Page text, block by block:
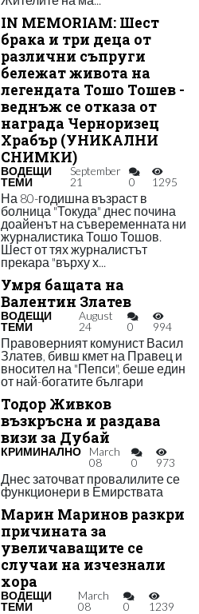
IN MEMORIAM: Шест
брака и три деца от
различни съпруги
бележат живота на
легендата Тошо Тошев -
веднъж се отказа от
награда Черноризец
Храбър (УНИКАЛНИ
СНИМКИ)
ВОДЕЩИ
ТЕМИ
September
21
0 1295
На 80-годишна възраст в
болница "Токуда" днес почина
доайенът на съвеременната ни
журналистика Тошо Тошов.
Шест от тях журналистът
прекара "върху х...
Умря бащата на
Валентин Златев
ВОДЕЩИ
ТЕМИ
August
24
0 994
Правоверният комунист Васил
Златев, бивш кмет на Правец и
вносител на "Пепси", беше един
от най-богатите българи
Тодор Живков
възкръсна и раздава
визи за Дубай
КРИМИНАЛНО
March
08
0 973
Днес заточват провалилите се
функционери в Емирствата
Марин Маринов разкри
причината за
увеличаващите се
случаи на изчезнали
хора
ВОДЕЩИ
ТЕМИ
March
08
0 1239